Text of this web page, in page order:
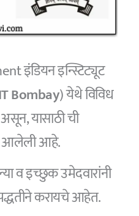
इंडियन इन्स्टिट्यूट
Bombay) येथे विविध
यासाठी ची
आलेली आहे.
व इच्छुक उमेदवारांनी
करायचे आहेत.